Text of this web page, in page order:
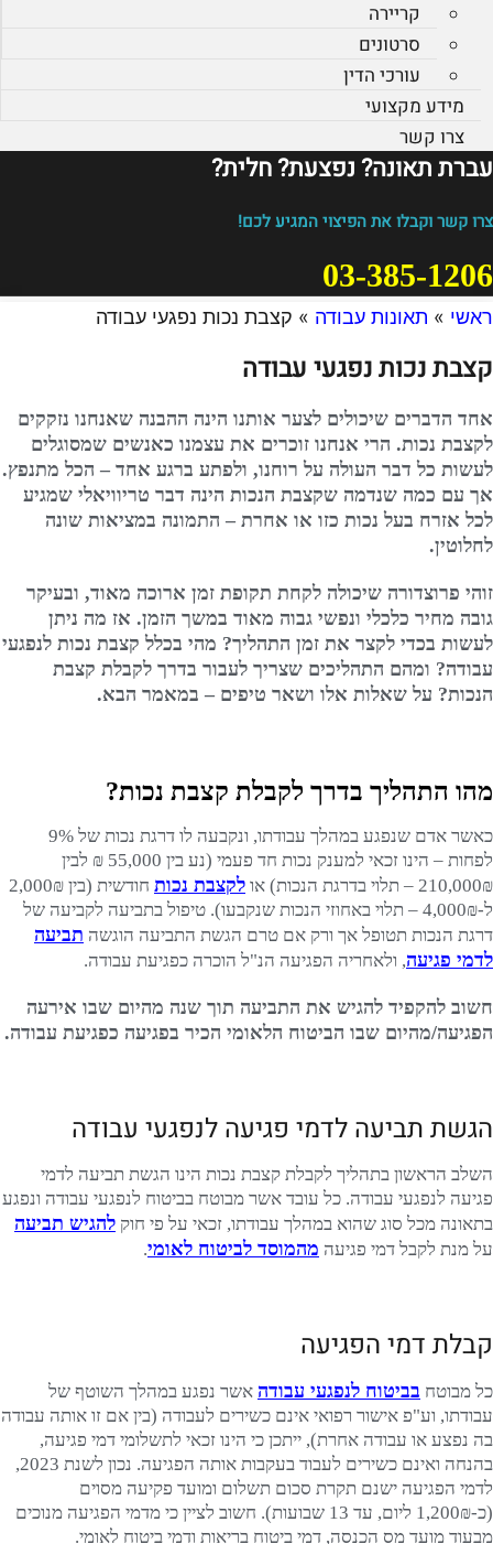
קריירה
סרטונים
עורכי הדין
מידע מקצועי
צרו קשר
עברת תאונה? נפצעת? חלית?​
צרו קשר וקבלו את הפיצוי המגיע לכם!
03-385-1206
ראשי » תאונות עבודה » קצבת נכות נפגעי עבודה
קצבת נכות נפגעי עבודה
אחד הדברים שיכולים לצער אותנו הינה ההבנה שאנחנו נזקקים
לקצבת נכות. הרי אנחנו זוכרים את עצמנו כאנשים שמסוגלים
לעשות כל דבר העולה על רוחנו, ולפתע ברגע אחד – הכל מתנפץ.
אך עם כמה שנדמה שקצבת הנכות הינה דבר טריוויאלי שמגיע
לכל אזרח בעל נכות כזו או אחרת – התמונה במציאות שונה
לחלוטין.
זוהי פרוצדורה שיכולה לקחת תקופת זמן ארוכה מאוד, ובעיקר
גובה מחיר כלכלי ונפשי גבוה מאוד במשך הזמן. אז מה ניתן
לעשות בכדי לקצר את זמן התהליך? מהי בכלל קצבת נכות לנפגעי
עבודה? ומהם התהליכים שצריך לעבור בדרך לקבלת קצבת
הנכות? על שאלות אלו ושאר טיפים – במאמר הבא.
מהו התהליך בדרך לקבלת קצבת נכות?
כאשר אדם שנפגע במהלך עבודתו, ונקבעה לו דרגת נכות של 9%
לפחות – הינו זכאי למענק נכות חד פעמי (נע בין 55,000 ₪ לבין
210,000₪ – תלוי בדרגת הנכות) או
לקצבת נכות
חודשית (בין 2,000₪
ל-4,000₪ – תלוי באחוזי הנכות שנקבעו). טיפול בתביעה לקביעה של
דרגת הנכות תטופל אך ורק אם טרם הגשת התביעה הוגשה תביעה
לדמי פגיעה, ולאחריה הפגיעה הנ"ל הוכרה כפגיעת עבודה.
חשוב להקפיד להגיש את התביעה תוך שנה מהיום שבו אירעה
הפגיעה/מהיום שבו הביטוח הלאומי הכיר בפגיעה כפגיעת עבודה.
הגשת תביעה לדמי פגיעה לנפגעי עבודה
השלב הראשון בתהליך לקבלת קצבת נכות הינו הגשת תביעה לדמי
פגיעה לנפגעי עבודה. כל עובד אשר מבוטח בביטוח לנפגעי עבודה ונפגע
בתאונה מכל סוג שהוא במהלך עבודתו, זכאי על פי חוק להגיש תביעה
על מנת לקבל דמי פגיעה מהמוסד לביטוח לאומי.
קבלת דמי הפגיעה
כל מבוטח בביטוח לנפגעי עבודה אשר נפגע במהלך השוטף של
עבודתו, וע"פ אישור רפואי אינם כשירים לעבודה (בין אם זו אותה עבודה
בה נפצע או עבודה אחרת), ייתכן כי הינו זכאי לתשלומי דמי פגיעה,
בהנחה ואינם כשירים לעבוד בעקבות אותה הפגיעה. נכון לשנת 2023,
לדמי הפגיעה ישנם תקרת סכום תשלום ומועד פקיעה מסוים
(כ-1,200₪ ליום, עד 13 שבועות). חשוב לציין כי מדמי הפגיעה מנוכים
מבעוד מועד מס הכנסה, דמי ביטוח בריאות ודמי ביטוח לאומי.